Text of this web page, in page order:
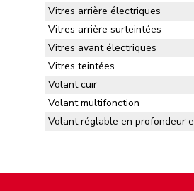
Vitres arrière électriques
Vitres arrière surteintées
Vitres avant électriques
Vitres teintées
Volant cuir
Volant multifonction
Volant réglable en profondeur